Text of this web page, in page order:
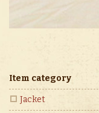
Item category
Jacket